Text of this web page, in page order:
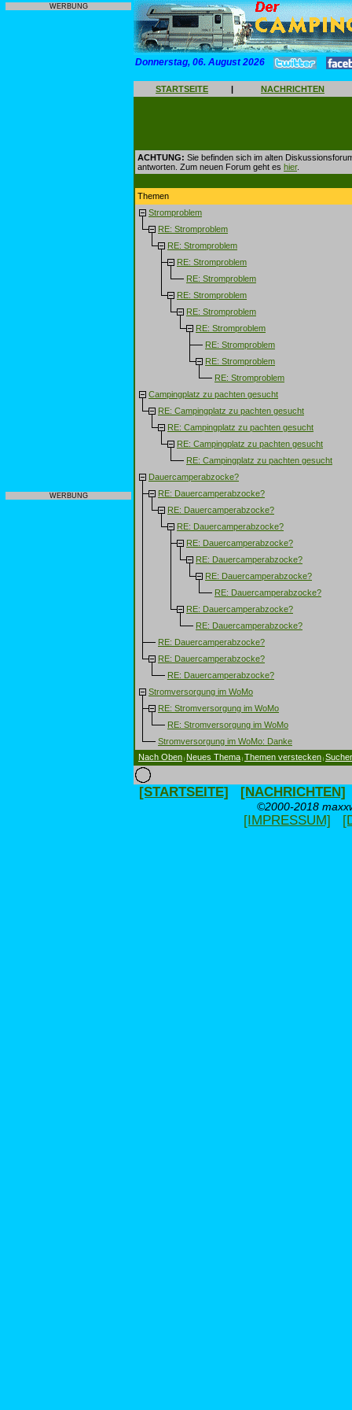
WERBUNG
WERBUNG
Donnerstag, 06. August 2026
STARTSEITE | NACHRICHTEN
ACHTUNG: Sie befinden sich im alten
antworten. Zum neuen Forum geht es hier.
Themen
Stromproblem
RE: Stromproblem
RE: Stromproblem
RE: Stromproblem
RE: Stromproblem
RE: Stromproblem
RE: Stromproblem
RE: Stromproblem
RE: Stromproblem
RE: Stromproblem
RE: Stromproblem
Campingplatz zu pachten gesucht
RE: Campingplatz zu pachten gesucht
RE: Campingplatz zu pachten gesucht
RE: Campingplatz zu pachten gesucht
RE: Campingplatz zu pachten gesucht
Dauercamperabzocke?
RE: Dauercamperabzocke?
RE: Dauercamperabzocke?
RE: Dauercamperabzocke?
RE: Dauercamperabzocke?
RE: Dauercamperabzocke?
RE: Dauercamperabzocke?
RE: Dauercamperabzocke?
RE: Dauercamperabzocke?
RE: Dauercamperabzocke?
RE: Dauercamperabzocke?
RE: Dauercamperabzocke?
RE: Dauercamperabzocke?
Stromversorgung im WoMo
RE: Stromversorgung im WoMo
RE: Stromversorgung im WoMo
Stromversorgung im WoMo: Danke
Nach Oben | Neues Thema | Themen verstecken |
[STARTSEITE] [NACHRICHTEN]
©2000-2018
[IMPRESSUM]